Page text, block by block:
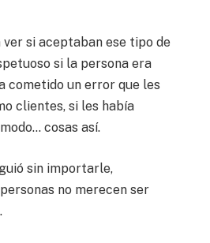
si aceptaban ese tipo de
si la persona era
cometido un error que les
clientes, si les había
cosas así.
sin importarle,
no merecen ser